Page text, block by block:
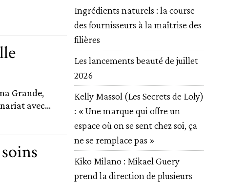
Grande,
avec...
Ingrédients naturels : la course
des fournisseurs à la maîtrise des
filières
Les lancements beauté de juillet
2026
Kelly Massol (Les Secrets de Loly)
: « Une marque qui offre un
espace où on se sent chez soi, ça
ne se remplace pas »
Kiko Milano : Mikael Guery
prend la direction de plusieurs